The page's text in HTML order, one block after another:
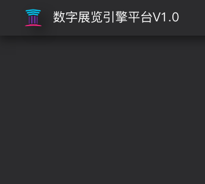
数字展览引擎平台V1.0